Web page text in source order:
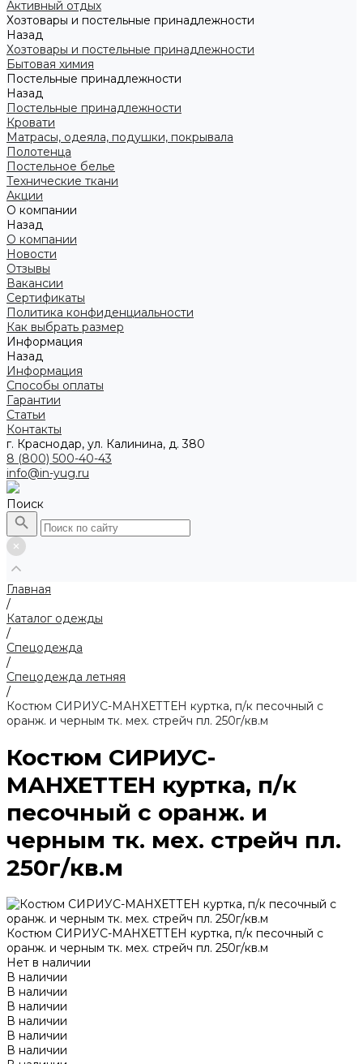
Активный отдых
Хозтовары и постельные принадлежности
Назад
Хозтовары и постельные принадлежности
Бытовая химия
Постельные принадлежности
Назад
Постельные принадлежности
Кровати
Матрасы, одеяла, подушки, покрывала
Полотенца
Постельное белье
Технические ткани
Акции
О компании
Назад
О компании
Новости
Отзывы
Вакансии
Сертификаты
Политика конфиденциальности
Как выбрать размер
Информация
Назад
Информация
Способы оплаты
Гарантии
Статьи
Контакты
г. Краснодар, ул. Калинина, д. 380
8 (800) 500-40-43
info@in-yug.ru
Поиск
Главная
/
Каталог одежды
/
Спецодежда
/
Спецодежда летняя
/
Костюм СИРИУС-МАНХЕТТЕН куртка, п/к песочный с
оранж. и черным тк. мех. стрейч пл. 250г/кв.м
Костюм СИРИУС-
МАНХЕТТЕН куртка, п/к
песочный с оранж. и
черным тк. мех. стрейч пл.
250г/кв.м
Костюм СИРИУС-МАНХЕТТЕН куртка, п/к песочный с
оранж. и черным тк. мех. стрейч пл. 250г/кв.м
Нет в наличии
В наличии
В наличии
В наличии
В наличии
В наличии
В наличии